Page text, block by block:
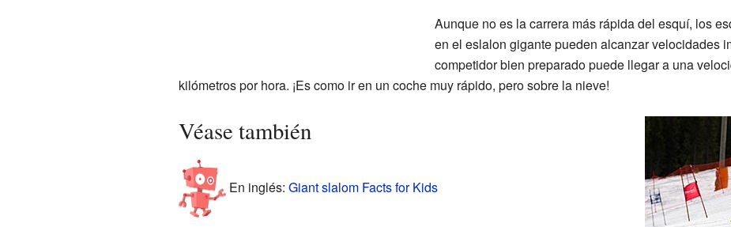
Aunque no es la carrera más rápida del esquí, los
en el eslalon gigante pueden alcanzar velocidades
competidor bien preparado puede llegar a una
kilómetros por hora. ¡Es como ir en un coche muy rápido, pero sobre la nieve!
Véase también
En inglés: Giant slalom Facts for Kids